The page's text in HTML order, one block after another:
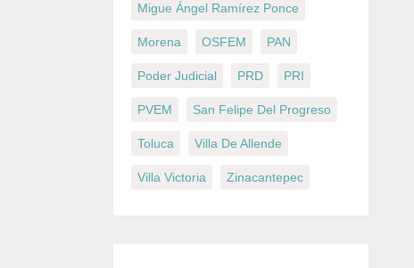
Migue Ángel Ramírez Ponce
Morena OSFEM PAN
Poder Judicial PRD PRI
PVEM San Felipe Del Progreso
Toluca Villa De Allende
Villa Victoria Zinacantepec